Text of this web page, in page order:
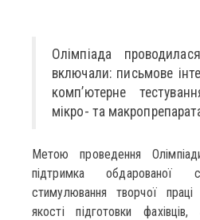
Олімпіада
включали: письмове
комп’ютерне
мікро- та
Метою проведення
підтримка обдарованої
стимулювання творчої праці
якості підготовки фахівців,